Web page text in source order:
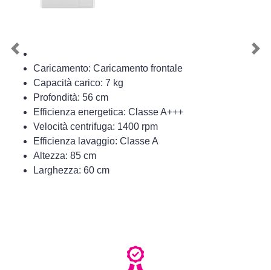
Caricamento: Caricamento frontale
Capacità carico: 7 kg
Profondità: 56 cm
Efficienza energetica: Classe A+++
Velocità centrifuga: 1400 rpm
Efficienza lavaggio: Classe A
Altezza: 85 cm
Larghezza: 60 cm
Previous